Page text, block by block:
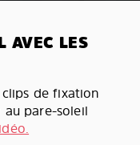
AVEC LES
de fixation
pare-soleil